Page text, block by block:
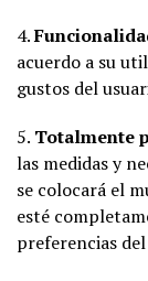
4.
acuerdo a su
gustos del
5. Totalmente
las medidas y
se colocará el
esté
preferencias